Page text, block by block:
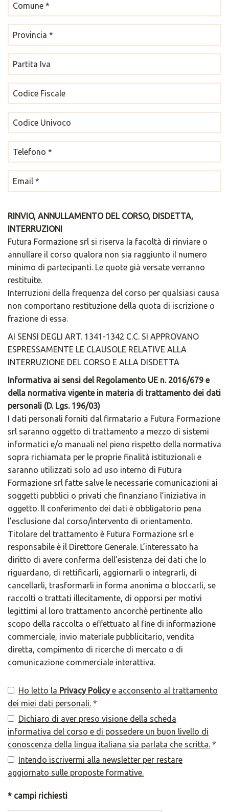
RINVIO, ANNULLAMENTO DEL CORSO, DISDETTA,
INTERRUZIONI
Futura Formazione srl si riserva la facoltà di rinviare o
annullare il corso qualora non sia raggiunto il numero
minimo di partecipanti. Le quote già versate verranno
restituite.
Interruzioni della frequenza del corso per qualsiasi causa
non comportano restituzione della quota di iscrizione o
frazione di essa.
AI SENSI DEGLI ART. 1341-1342 C.C. SI APPROVANO
ESPRESSAMENTE LE CLAUSOLE RELATIVE ALLA
INTERRUZIONE DEL CORSO E ALLA DISDETTA
Informativa ai sensi del Regolamento UE n. 2016/679 e
della normativa vigente in materia di trattamento dei dati
personali (D. Lgs. 196/03)
I dati personali forniti dal firmatario a Futura Formazione
srl saranno oggetto di trattamento a mezzo di sistemi
informatici e/o manuali nel pieno rispetto della normativa
sopra richiamata per le proprie finalità istituzionali e
saranno utilizzati solo ad uso interno di Futura
Formazione srl fatte salve le necessarie comunicazioni ai
soggetti pubblici o privati che finanziano l’iniziativa in
oggetto. Il conferimento dei dati è obbligatorio pena
l’esclusione dal corso/intervento di orientamento.
Titolare del trattamento è Futura Formazione srl e
responsabile è il Direttore Generale. L’interessato ha
diritto di avere conferma dell’esistenza dei dati che lo
riguardano, di rettificarli, aggiornarli o integrarli, di
cancellarli, trasformarli in forma anonima o bloccarli, se
raccolti o trattati illecitamente, di opporsi per motivi
legittimi al loro trattamento ancorchè pertinente allo
scopo della raccolta o effettuato al fine di informazione
commerciale, invio materiale pubblicitario, vendita
diretta, compimento di ricerche di mercato o di
comunicazione commerciale interattiva.
Ho letto la Privacy Policye acconsento al trattamento
dei miei dati personali. *
Dichiaro di aver preso visione della scheda
informativa del corso e di possedere un buon livello di
conoscenza della lingua italiana sia parlata che scritta. *
Intendo iscrivermi alla newsletter per restare
aggiornato sulle proposte formative.
* campi richiesti